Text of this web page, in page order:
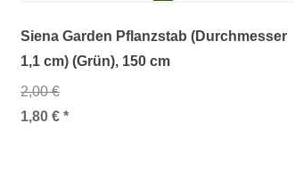
Siena Garden Pflanzstab (Durchmesser
1,1 cm) (Grün), 150 cm
2,00 €
1,80 € *